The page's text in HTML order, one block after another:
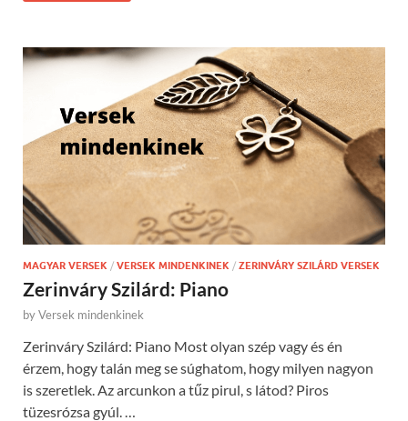
MAGYAR VERSEK / VERSEK MINDENKINEK / ZERINVÁRY SZILÁRD VERSEK
Zerinváry Szilárd: Piano
byVersek mindenkinek
Zerinváry Szilárd: Piano Most olyan szép vagy és én
érzem, hogy talán meg se súghatom, hogy milyen nagyon
is szeretlek. Az arcunkon a tűz pirul, s látod? Piros
tüzesrózsa gyúl. …